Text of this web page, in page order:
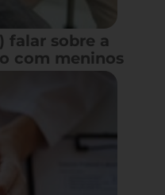
falar sobre a
com meninos